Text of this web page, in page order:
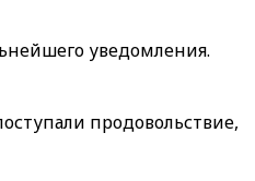
уведомления.
продовольствие,